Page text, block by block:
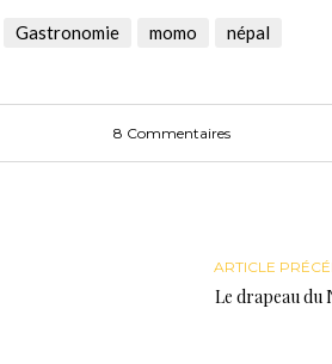
une
nouvelle
dans
une
Gastronomie momo népal
8 Commentaires
ARTICLE
Le drapeau du